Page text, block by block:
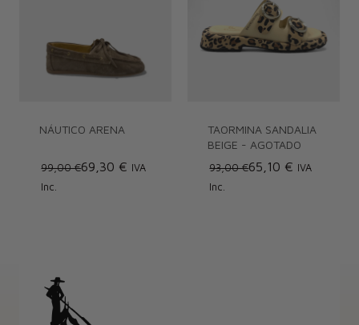
NÁUTICO ARENA
99,00 €69,30 € IVA
Inc.
TAORMINA SANDALIA
BEIGE - AGOTADO
93,00 €65,10 € IVA
Inc.